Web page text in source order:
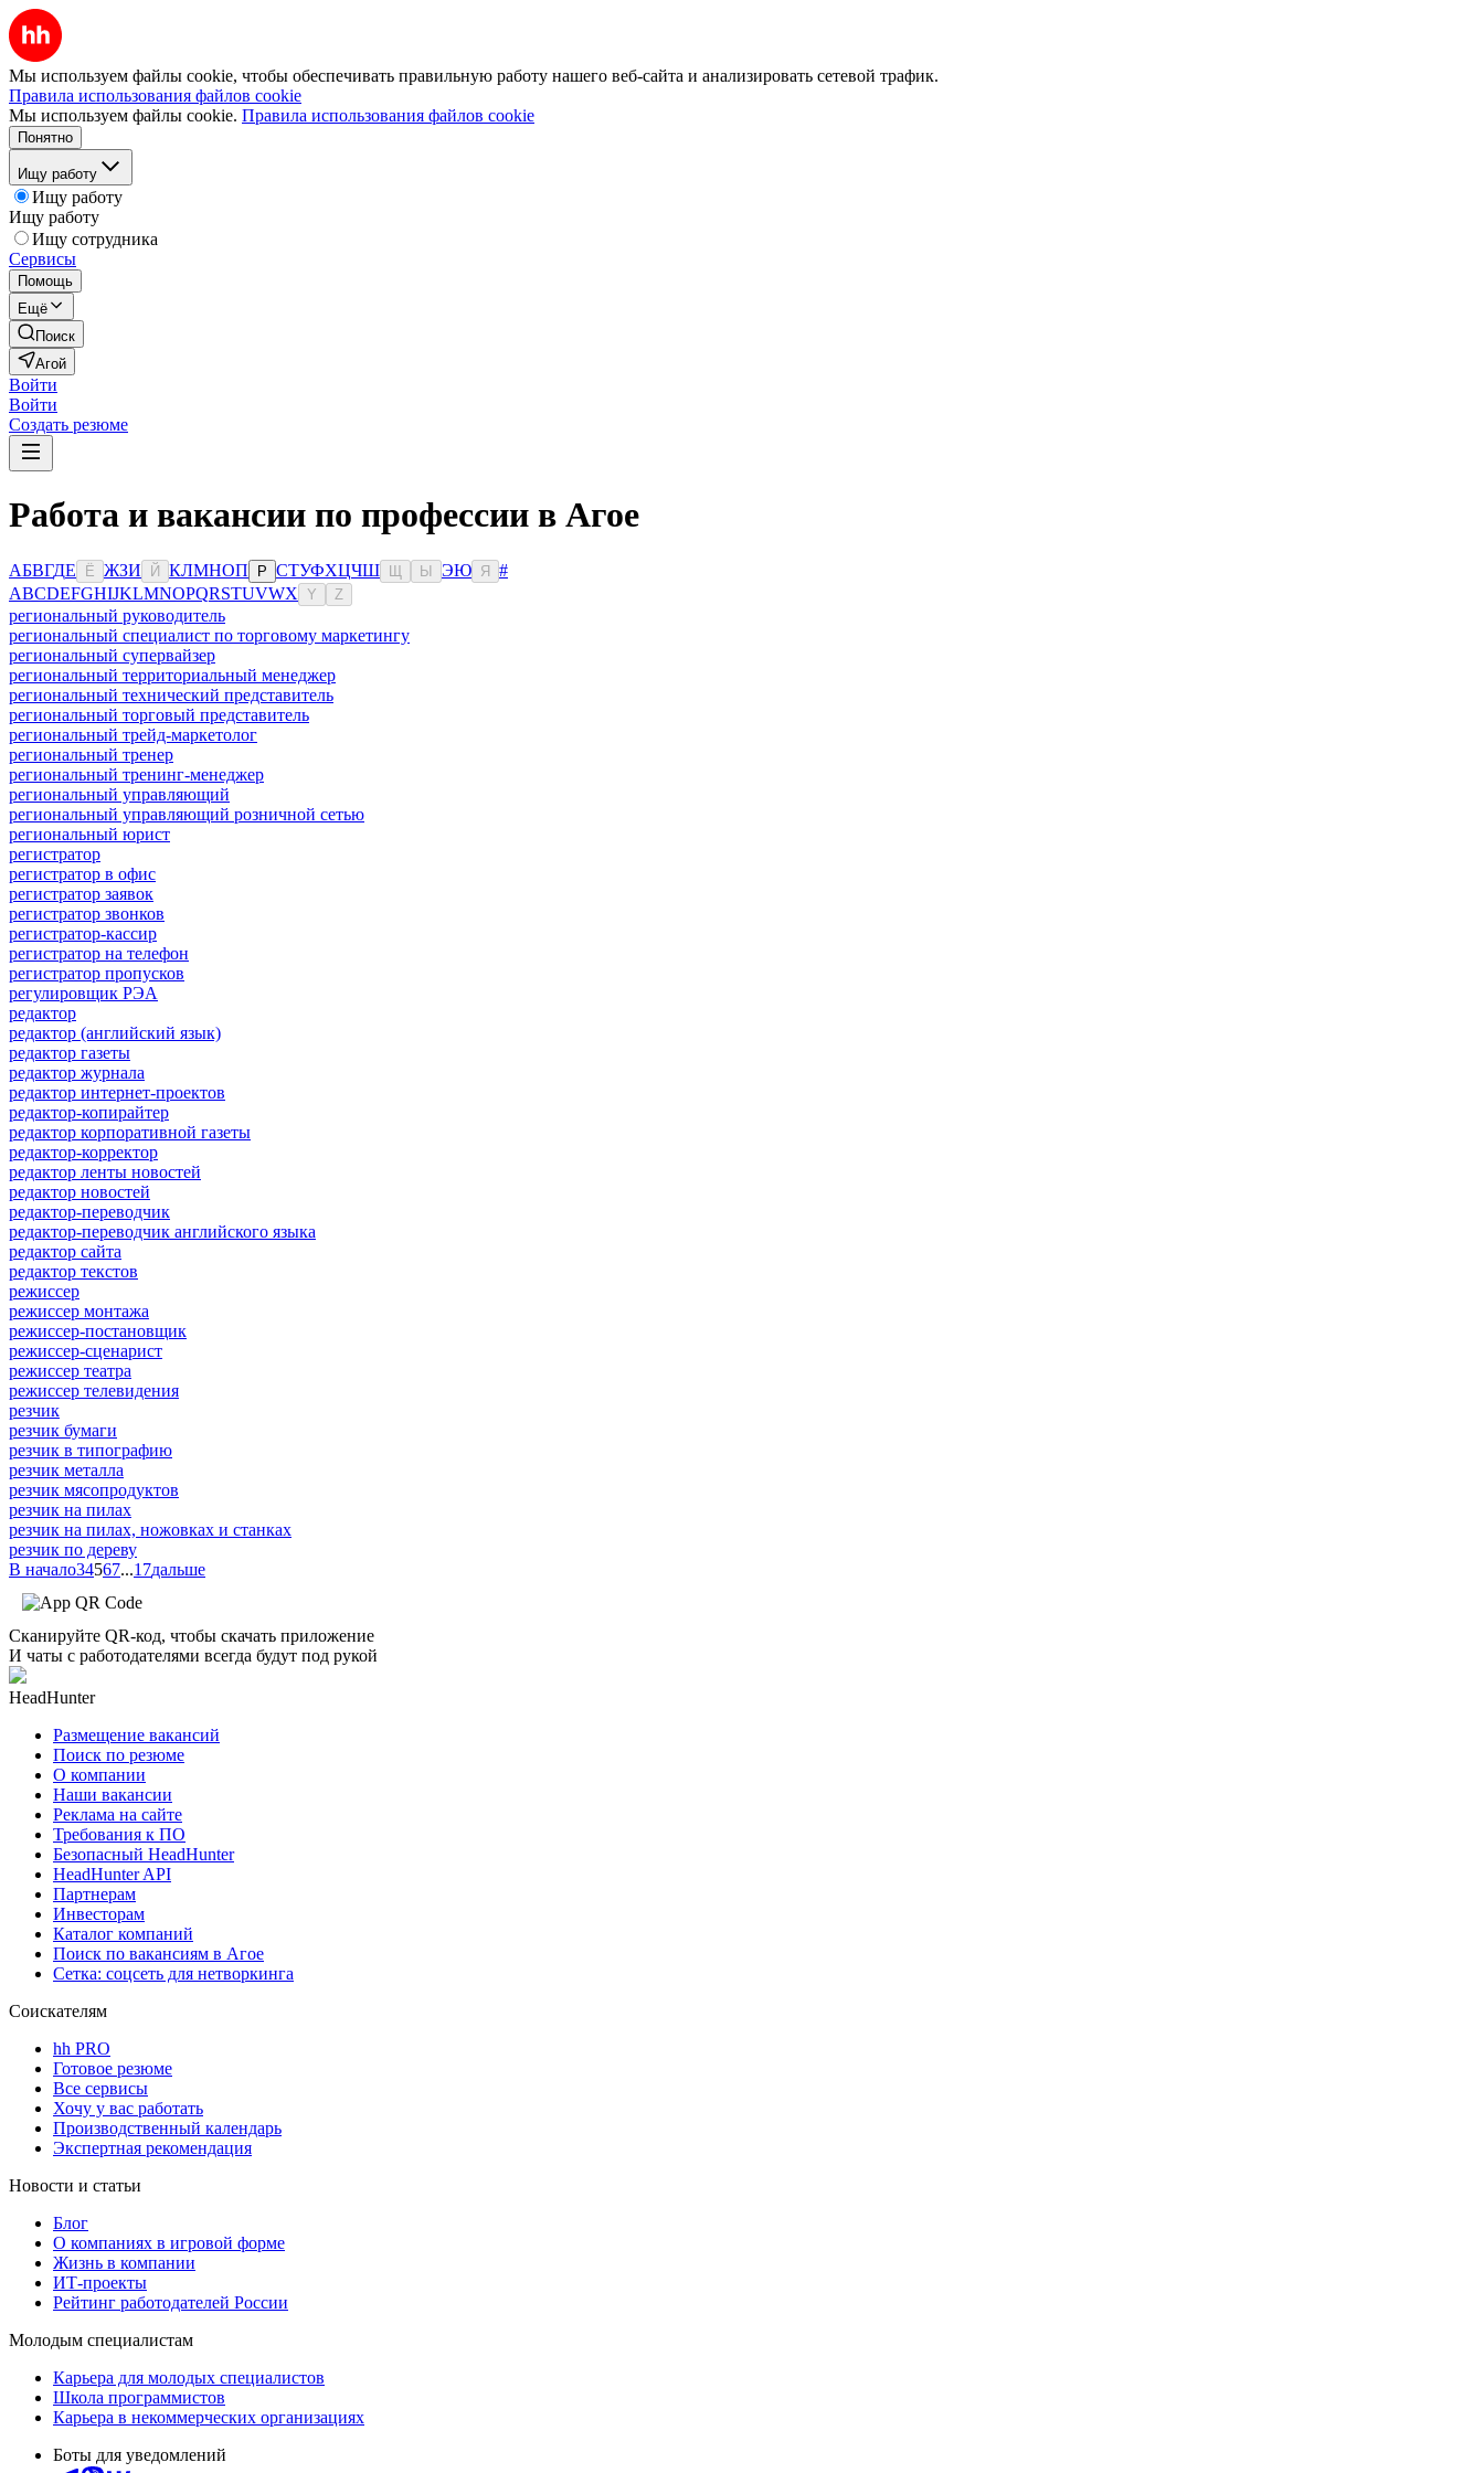
Мы используем файлы cookie, чтобы обеспечивать правильную работу нашего веб-сайта и анализировать сетевой трафик.
Правила использования файлов cookie
Мы используем файлы cookie. Правила использования файлов cookie
Понятно
Ищу работу
Ищу работу
Ищу работу
Ищу сотрудника
Сервисы
Помощь
Ещё
Поиск
Агой
Войти
Войти
Создать резюме
Работа и вакансии по профессии в Агое
АБВГДЕ Ё ЖЗИ Й КЛМНОП Р СТУФХЦЧШ Ы ЭЮ Я
#
ABCDEFGHIJKLMNOPQRSTUVWX Y Z
региональный руководитель
региональный специалист по торговому маркетингу
региональный супервайзер
региональный территориальный менеджер
региональный технический представитель
региональный торговый представитель
региональный трейд-маркетолог
региональный тренер
региональный тренинг-менеджер
региональный управляющий
региональный управляющий розничной сетью
региональный юрист
регистратор
регистратор в офис
регистратор заявок
регистратор звонков
регистратор-кассир
регистратор на телефон
регистратор пропусков
регулировщик РЭА
редактор
редактор (английский язык)
редактор газеты
редактор журнала
редактор интернет-проектов
редактор-копирайтер
редактор корпоративной газеты
редактор-корректор
редактор ленты новостей
редактор новостей
редактор-переводчик
редактор-переводчик английского языка
редактор сайта
редактор текстов
режиссер
режиссер монтажа
режиссер-постановщик
режиссер-сценарист
режиссер театра
режиссер телевидения
резчик
резчик бумаги
резчик в типографию
резчик металла
резчик мясопродуктов
резчик на пилах
резчик на пилах, ножовках и станках
резчик по дереву
В начало34567...17дальше
Сканируйте QR-код, чтобы скачать приложение
И чаты с работодателями всегда будут под рукой
HeadHunter
Размещение вакансий
Поиск по резюме
О компании
Наши вакансии
Реклама на сайте
Требования к ПО
Безопасный HeadHunter
HeadHunter API
Партнерам
Инвесторам
Каталог компаний
Поиск по вакансиям в Агое
Сетка: соцсеть для нетворкинга
Соискателям
hh PRO
Готовое резюме
Все сервисы
Хочу у вас работать
Производственный календарь
Экспертная рекомендация
Новости и статьи
Блог
О компаниях в игровой форме
Жизнь в компании
ИТ-проекты
Рейтинг работодателей России
Молодым специалистам
Карьера для молодых специалистов
Школа программистов
Карьера в некоммерческих организациях
Боты для уведомлений